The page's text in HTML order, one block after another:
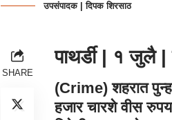
उपसंपादक | दिपक शिरसाठ
SHARE
पाथर्डी | १ जुलै |
(Crime) शहरात
हजार चारशे वीस